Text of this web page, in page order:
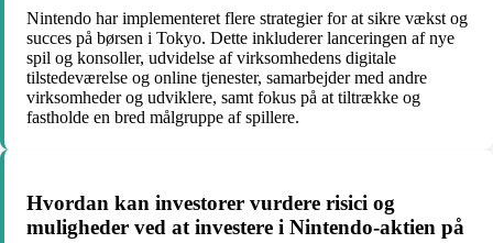
Nintendo har implementeret flere strategier for at sikre vækst og
succes på børsen i Tokyo. Dette inkluderer lanceringen af nye
spil og konsoller, udvidelse af virksomhedens digitale
tilstedeværelse og online tjenester, samarbejder med andre
virksomheder og udviklere, samt fokus på at tiltrække og
fastholde en bred målgruppe af spillere.
Hvordan kan investorer vurdere risici og
muligheder ved at investere i Nintendo-aktien på